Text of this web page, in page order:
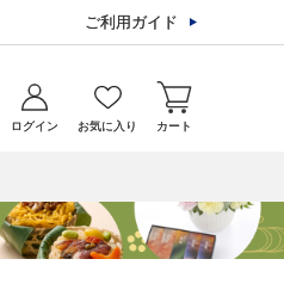
ご利用ガイド
ログイン お気に入り カート